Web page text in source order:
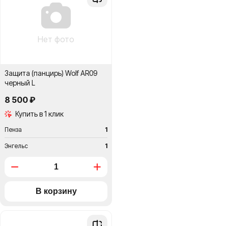
Нет фото
Защита (панцирь) Wolf AR09
черный L
8 500 ₽
Купить в 1 клик
Пенза 1
Энгельс 1
Добавить